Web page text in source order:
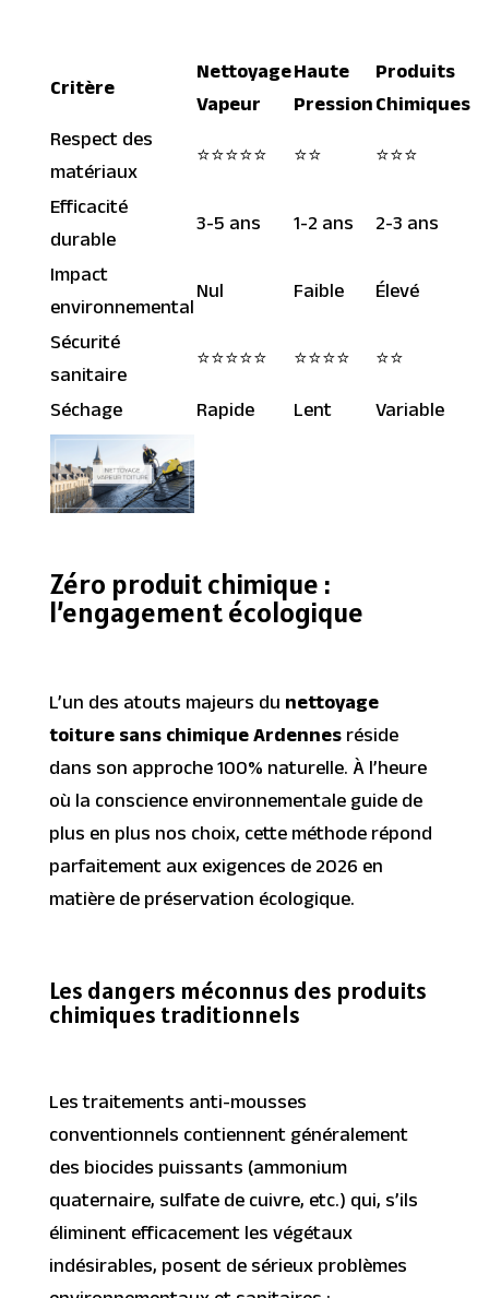
Critère
Nettoyage
Vapeur
Haute
Pression
Produits
Chimiques
Respect des
matériaux
⭐⭐⭐⭐⭐ ⭐⭐
⭐⭐⭐
Efficacité
durable
3-5 ans 1-2 ans
2-3 ans
Impact
environnementalNul Faible
Élevé
Sécurité
sanitaire
⭐⭐⭐⭐⭐ ⭐⭐⭐⭐
⭐⭐
Séchage
Rapide Lent Variable
Zéro produit chimique :
l’engagement écologique
L’un des atouts majeurs dunettoyage
toiture sans chimique Ardennesréside
dans son approche 100% naturelle. À l’heure
où la conscience environnementale guide de
plus en plus nos choix, cette méthode répond
parfaitement aux exigences de 2026 en
matière de préservation écologique.
Les dangers méconnus des produits
chimiques traditionnels
Les traitements anti-mousses
conventionnels contiennent généralement
des biocides puissants (ammonium
quaternaire, sulfate de cuivre, etc.) qui, s’ils
éliminent efficacement les végétaux
indésirables, posent de sérieux problèmes